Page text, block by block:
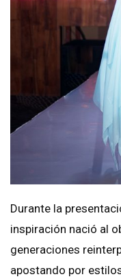
Durante la
inspiración nació al
generaciones
apostando por